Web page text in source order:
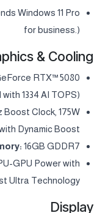
Windows 11 Pro
for business.)
& Cooling
RTX™ 5080
1334 AI TOPS)
Boost Clock, 175W
Dynamic Boost
16GB GDDR7
GPU Power with
Ultra Technology.
Display